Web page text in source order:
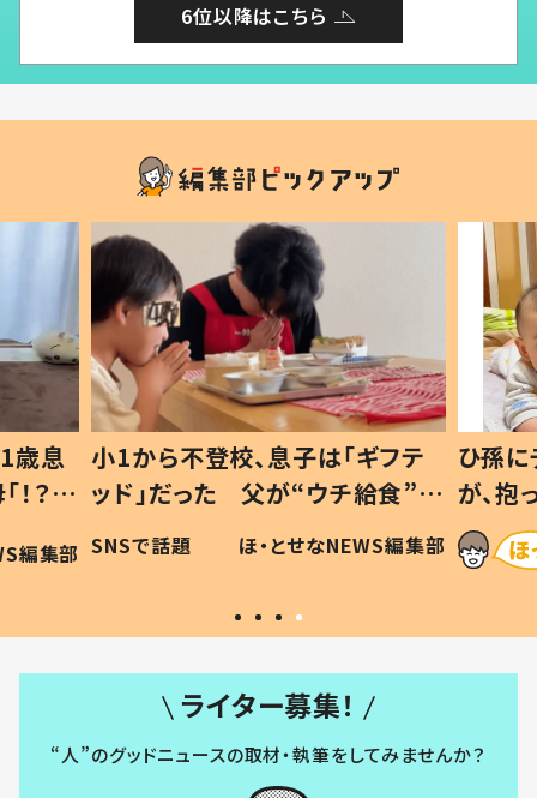
6位以降はこちら
歳息
？」
編集部
小1から不登校、息子は「ギフテ
ッド」だった 父が“ウチ給食”を
作り続ける理由とは #令和の親
#令和の子
SNSで話題 ほ・とせなNEWS編集部
ひ孫
が、
「涙が
い」
ライター募集！
“人”のグッドニュースの取材・執筆をしてみませんか？